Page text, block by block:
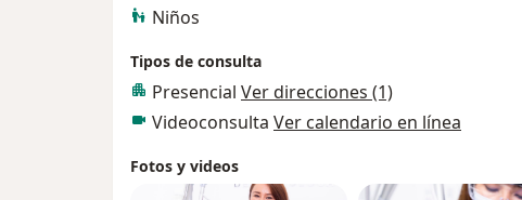
Niños
Tipos de consulta
Presencial Ver direcciones (1)
Videoconsulta Ver calendario en línea
Fotos y videos